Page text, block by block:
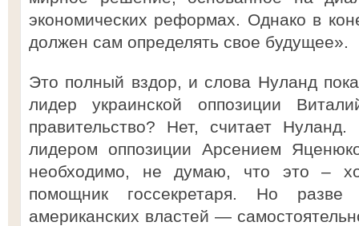
экономических реформах. Однако в
должен сам определять свое будущее».
Это полный вздор, и слова Нуланд
лидер украинской оппозиции
правительство? Нет, считает
лидером оппозиции Арсением
необходимо, не думаю, что это –
помощник госсекретаря. Но
американских властей —